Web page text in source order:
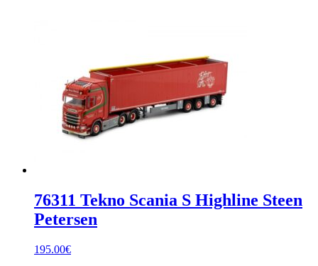
76311 Tekno Scania S Highline Steen
Petersen
195.00€